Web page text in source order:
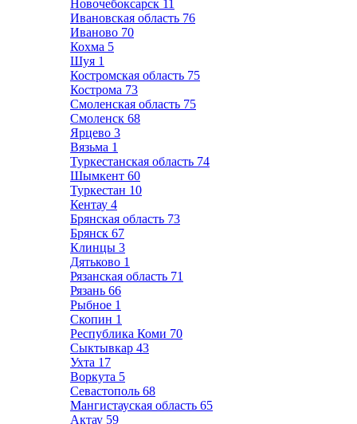
Новочебоксарск 11
Ивановская область 76
Иваново 70
Кохма 5
Шуя 1
Костромская область 75
Кострома 73
Смоленская область 75
Смоленск 68
Ярцево 3
Вязьма 1
Туркестанская область 74
Шымкент 60
Туркестан 10
Кентау 4
Брянская область 73
Брянск 67
Клинцы 3
Дятьково 1
Рязанская область 71
Рязань 66
Рыбное 1
Скопин 1
Республика Коми 70
Сыктывкар 43
Ухта 17
Воркута 5
Севастополь 68
Мангистауская область 65
Актау 59